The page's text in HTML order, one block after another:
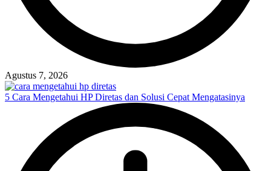
Agustus 7, 2026
5 Cara Mengetahui HP Diretas dan Solusi Cepat Mengatasinya